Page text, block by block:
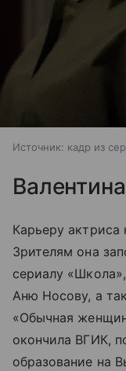
Источник: кадр из
Карьеру
Зрителям она
сериалу
Аню Носову, а
«Обычная
окончила ВГИК,
образование на